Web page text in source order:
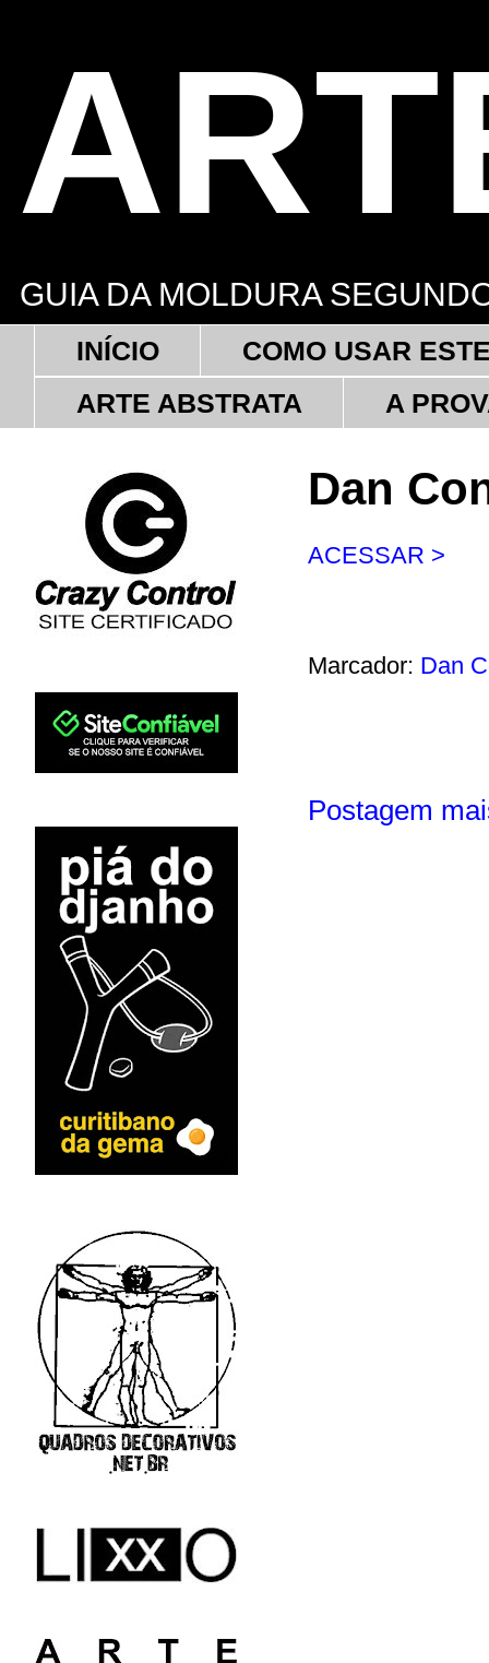
GUIA DA MOLDURA
INÍCIO
COMO USAR
ARTE ABSTRATA
A
Dan
ACESSAR >
Marcador: Dan
Postagem